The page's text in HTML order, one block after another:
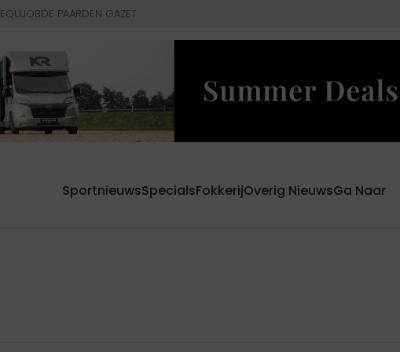
EQUJOBDE PAARDEN GAZET
SportnieuwsSpecialsFokkerijOverig NieuwsGa Naar